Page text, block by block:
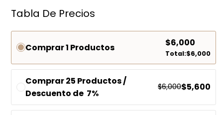
Tabla De Precios
Comprar 1 Productos $6,000
Total:$6,000
Comprar 25 Productos /
Descuento de 7%
$6,000$5,600